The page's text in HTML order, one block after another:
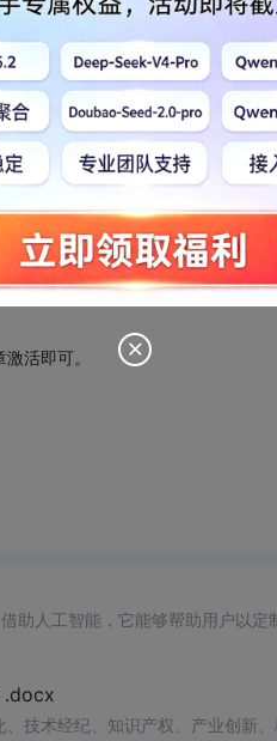
举报
活即可。
助人工智能，它能够帮助用户以定
.docx
技术经纪、知识产权、产业创新